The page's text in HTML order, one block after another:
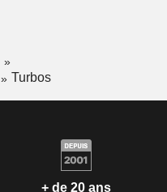
Turbos
+ de 20 ans